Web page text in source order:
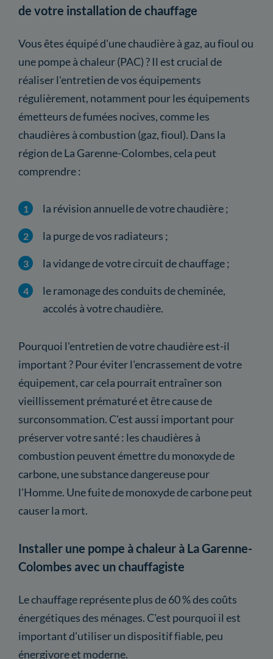
de votre installation de chauffage
Vous êtes équipé d'une chaudière à gaz, au fioul ou
une pompe à chaleur (PAC) ? Il est crucial de
réaliser l'entretien de vos équipements
régulièrement, notamment pour les équipements
émetteurs de fumées nocives, comme les
chaudières à combustion (gaz, fioul). Dans la
région de La Garenne-Colombes, cela peut
comprendre :
la révision annuelle de votre chaudière ;
la purge de vos radiateurs ;
la vidange de votre circuit de chauffage ;
le ramonage des conduits de cheminée,
accolés à votre chaudière.
Pourquoi l'entretien de votre chaudière est-il
important ? Pour éviter l'encrassement de votre
équipement, car cela pourrait entraîner son
vieillissement prématuré et être cause de
surconsommation. C'est aussi important pour
préserver votre santé : les chaudières à
combustion peuvent émettre du monoxyde de
carbone, une substance dangereuse pour
l'Homme. Une fuite de monoxyde de carbone peut
causer la mort.
Installer une pompe à chaleur à La Garenne-
Colombes avec un chauffagiste
Le chauffage représente plus de 60 % des coûts
énergétiques des ménages. C'est pourquoi il est
important d'utiliser un dispositif fiable, peu
énergivore et moderne.